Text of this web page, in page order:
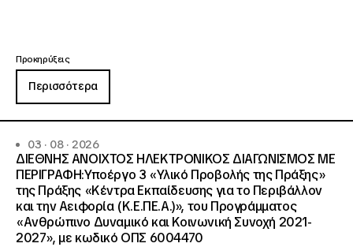
Προκηρύξεις
Περισσότερα
03 · 08 · 2026
ΔΙΕΘΝΗΣ ΑΝΟΙΧΤΟΣ ΗΛΕΚΤΡΟΝΙΚΟΣ ΔΙΑΓΩΝΙΣΜΟΣ ΜΕ
ΠΕΡΙΓΡΑΦΗ:Υποέργο 3 «Υλικό Προβολής της Πράξης»
της Πράξης «Κέντρα Εκπαίδευσης για το Περιβάλλον
και την Αειφορία (Κ.Ε.ΠΕ.Α.)», του Προγράμματος
«Ανθρώπινο Δυναμικό και Κοινωνική Συνοχή 2021-
2027», με κωδικό ΟΠΣ 6004470